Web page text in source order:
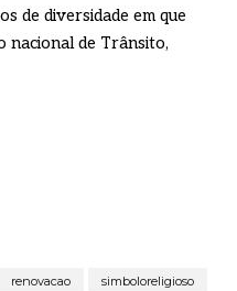
de diversidade em que
nacional de Trânsito,
renovacao
simboloreligioso